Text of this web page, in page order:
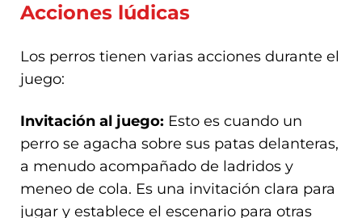
Acciones lúdicas
Los perros tienen varias acciones durante el
juego:
Invitación al juego: Esto es cuando un
perro se agacha sobre sus patas delanteras,
a menudo acompañado de ladridos y
meneo de cola. Es una invitación clara para
jugar y establece el escenario para otras